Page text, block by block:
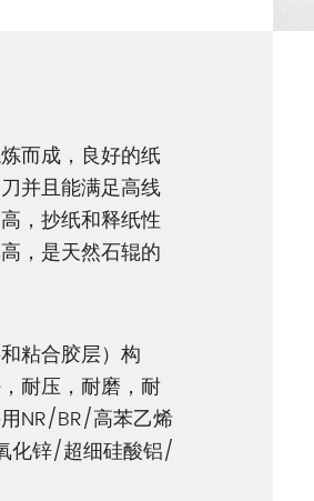
而成，良好的纸
并且能满足高线
，抄纸和释纸性
，是天然石辊的
粘合胶层）构
耐压，耐磨，耐
NR/BR/高苯乙烯
化锌/超细硅酸铝/